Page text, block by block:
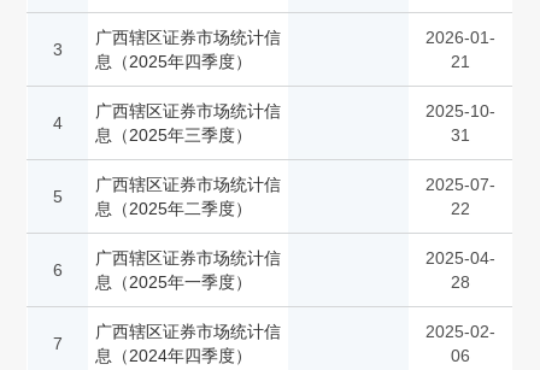
3
广西辖区证券市场统计信
息（2025年四季度）
2026-01-
21
4
广西辖区证券市场统计信
息（2025年三季度）
2025-10-
31
5
广西辖区证券市场统计信
息（2025年二季度）
2025-07-
22
6
广西辖区证券市场统计信
息（2025年一季度）
2025-04-
28
7
广西辖区证券市场统计信
息（2024年四季度）
2025-02-
06